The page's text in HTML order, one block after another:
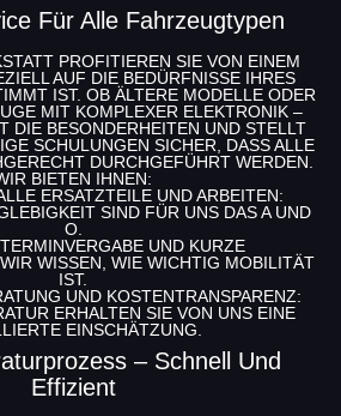
Für Alle Fahrzeugtypen
PROFITIEREN SIE VON EINEM
AUF DIE BEDÜRFNISSE IHRES
IST. OB ÄLTERE MODELLE ODER
MIT KOMPLEXER ELEKTRONIK –
DIE BESONDERHEITEN UND STELLT
SCHULUNGEN SICHER, DASS ALLE R
DURCHGEFÜHRT WERDEN. W
BIETEN IHNEN:
ERSATZTEILE UND ARBEITEN:
SIND FÜR UNS DAS A UND
O.
UND KURZE
WISSEN, WIE WICHTIG MOBILITÄT
IST.
UND KOSTENTRANSPARENZ:
ERHALTEN SIE VON UNS EINE
EINSCHÄTZUNG.
– Schnell Und
Effizient